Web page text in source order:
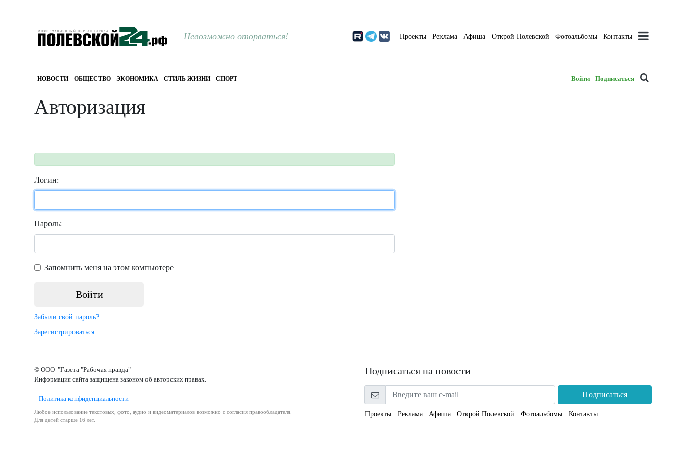
Невозможно оторваться! Проекты Реклама Афиша Открой Полевской Фотоальбомы Контакты
НОВОСТИ ОБЩЕСТВО ЭКОНОМИКА СТИЛЬ ЖИЗНИ СПОРТ Войти Подписаться
Авторизация
Логин:
Пароль:
Запомнить меня на этом компьютере
Забыли свой пароль?
Зарегистрироваться
© ООО "Газета "Рабочая правда"
Информация сайта защищена законом об авторских правах.
Политика конфиденциальности
Любое использование текстовых, фото, аудио и видеоматериалов возможно с согласия правообладателя.
Для детей старше 16 лет.
Подписаться на новости
Подписаться
Проекты Реклама Афиша Открой Полевской Фотоальбомы Контакты